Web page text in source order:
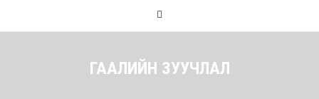
ГААЛИЙН ЗУУЧЛАЛ